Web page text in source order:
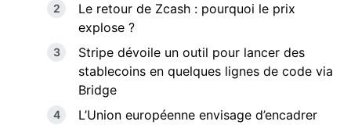
Le retour de Zcash : pourquoi le prix
explose ?
Stripe dévoile un outil pour lancer des
stablecoins en quelques lignes de code via
Bridge
L’Union européenne envisage d’encadrer